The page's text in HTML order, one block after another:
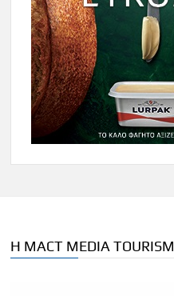
Η MACT MEDIA TOURISM